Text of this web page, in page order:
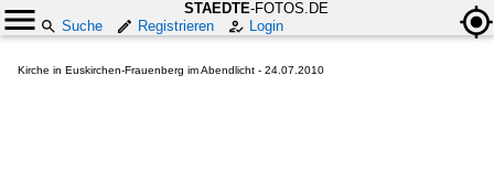
STAEDTE-FOTOS.DE
Suche
Registrieren Login
Kirche in Euskirchen-Frauenberg im Abendlicht - 24.07.2010